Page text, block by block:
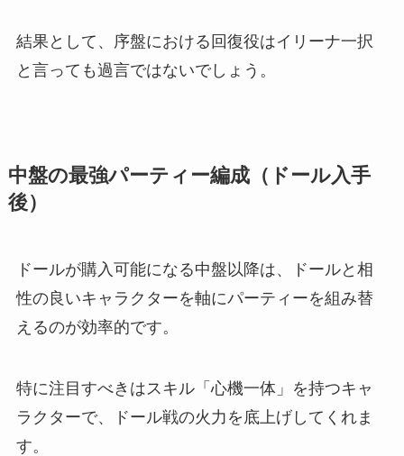
結果として、序盤における回復役はイリーナ一択
と言っても過言ではないでしょう。
中盤の最強パーティー編成（ドール入手
後）
ドールが購入可能になる中盤以降は、ドールと相
性の良いキャラクターを軸にパーティーを組み替
えるのが効率的です。
特に注目すべきはスキル「心機一体」を持つキャ
ラクターで、ドール戦の火力を底上げしてくれま
す。